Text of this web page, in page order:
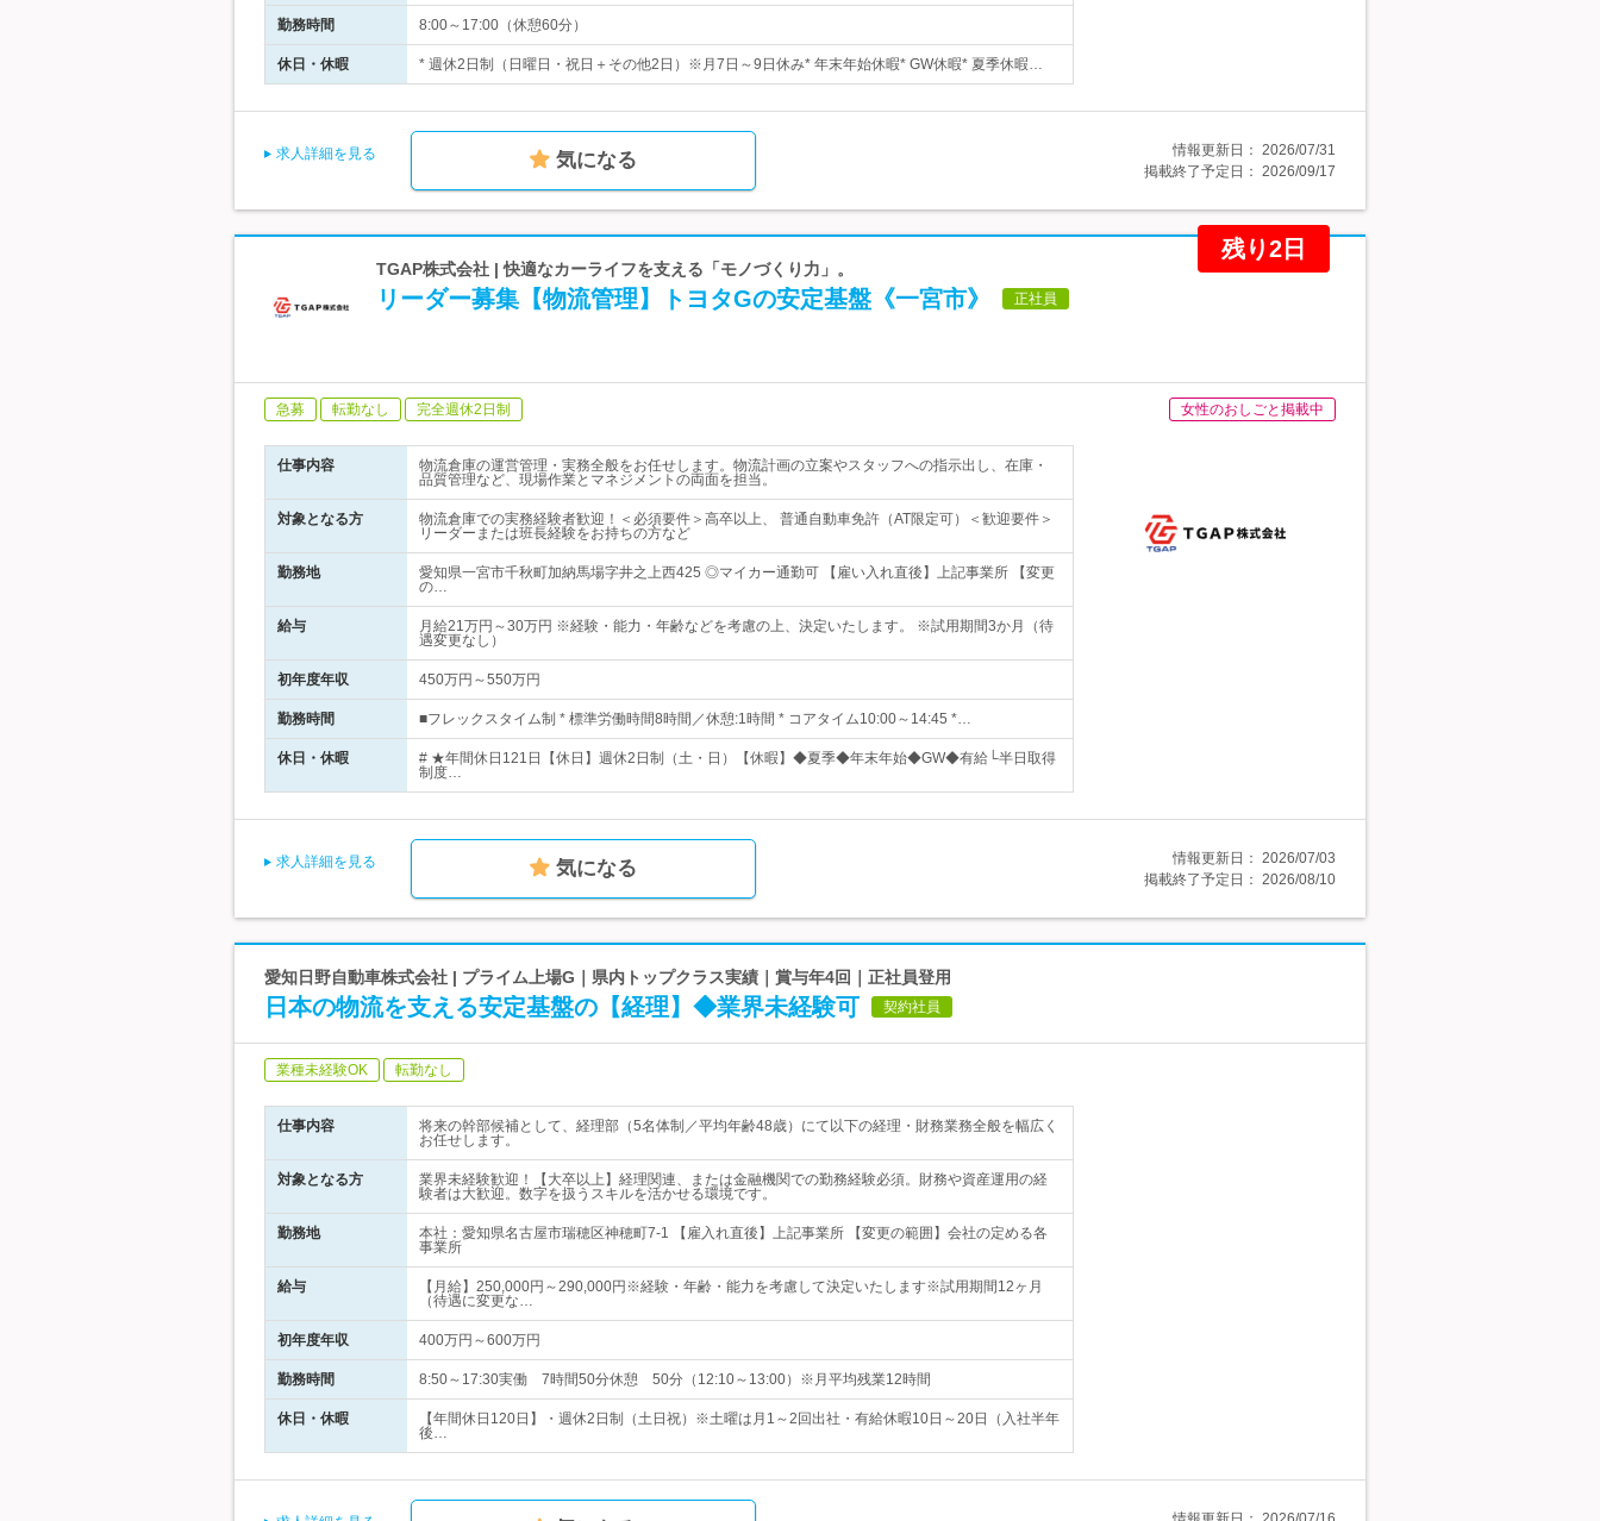
勤務時間 8:00～17:00（休憩60分）
休日・休暇 * 週休2日制（日曜日・祝日＋その他2日）※月7日～9日休み* 年末年始休暇* GW休暇* 夏季休暇…
求人詳細を見る 気になる 情報更新日： 2026/07/31
掲載終了予定日： 2026/09/17
残り2日
TGAP株式会社 | 快適なカーライフを支える「モノづくり力」。
リーダー募集【物流管理】トヨタGの安定基盤《一宮市》 正社員
急募 転勤なし 完全週休2日制 女性のおしごと掲載中
仕事内容
物流倉庫の運営管理・実務全般をお任せします。物流計画の立案やスタッフへの指示出し、在庫・
品質管理など、現場作業とマネジメントの両面を担当。
対象となる方
物流倉庫での実務経験者歓迎！＜必須要件＞高卒以上、 普通自動車免許（AT限定可）＜歓迎要件＞
リーダーまたは班長経験をお持ちの方など
勤務地
愛知県一宮市千秋町加納馬場字井之上西425 ◎マイカー通勤可 【雇い入れ直後】上記事業所 【変更
の…
給与
月給21万円～30万円 ※経験・能力・年齢などを考慮の上、決定いたします。 ※試用期間3か月（待
遇変更なし）
初年度年収 450万円～550万円
勤務時間 ■フレックスタイム制 * 標準労働時間8時間／休憩:1時間 * コアタイム10:00～14:45 *…
休日・休暇
# ★年間休日121日【休日】週休2日制（土・日）【休暇】◆夏季◆年末年始◆GW◆有給└半日取得
制度…
求人詳細を見る 気になる 情報更新日： 2026/07/03
掲載終了予定日： 2026/08/10
愛知日野自動車株式会社 | プライム上場G｜県内トップクラス実績｜賞与年4回｜正社員登用
日本の物流を支える安定基盤の【経理】◆業界未経験可 契約社員
業種未経験OK 転勤なし
仕事内容
将来の幹部候補として、経理部（5名体制／平均年齢48歳）にて以下の経理・財務業務全般を幅広く
お任せします。
対象となる方
業界未経験歓迎！【大卒以上】経理関連、または金融機関での勤務経験必須。財務や資産運用の経
験者は大歓迎。数字を扱うスキルを活かせる環境です。
勤務地
本社：愛知県名古屋市瑞穂区神穂町7-1 【雇入れ直後】上記事業所 【変更の範囲】会社の定める各
事業所
給与
【月給】250,000円～290,000円※経験・年齢・能力を考慮して決定いたします※試用期間12ヶ月
（待遇に変更な…
初年度年収 400万円～600万円
勤務時間 8:50～17:30実働 7時間50分休憩 50分（12:10～13:00）※月平均残業12時間
休日・休暇
【年間休日120日】・週休2日制（土日祝）※土曜は月1～2回出社・有給休暇10日～20日（入社半年
後…